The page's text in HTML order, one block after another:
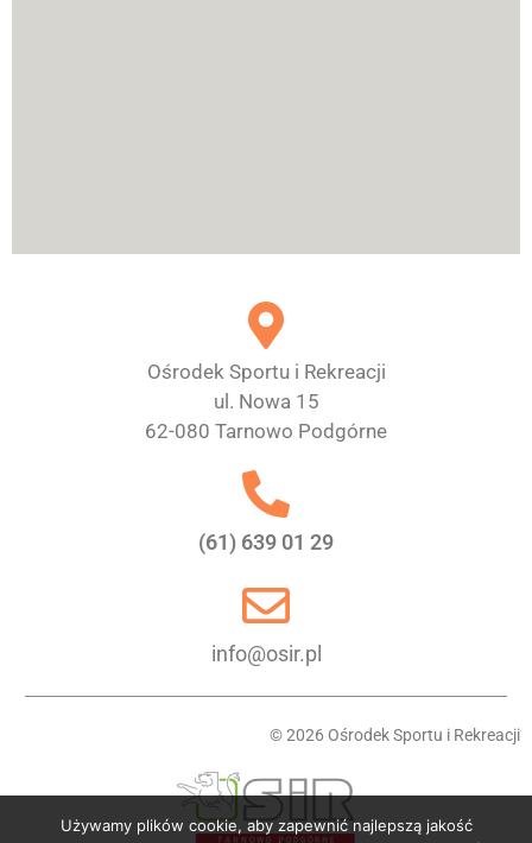
Ośrodek Sportu i Rekreacji
ul. Nowa 15
62-080 Tarnowo Podgórne
(61) 639 01 29
info@osir.pl
© 2026 Ośrodek Sportu i Rekreacji
Używamy plików cookie, aby zapewnić najlepszą jakość